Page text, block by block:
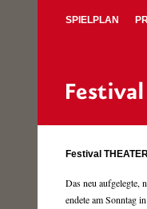
SPIELPLAN
Festival
Das neu
endete am Sonntag